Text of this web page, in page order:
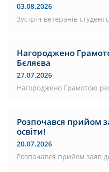
03.08.2026
Зустріч ветеранів
Нагороджено
Бєляєва
27.07.2026
Нагороджено Грамотою
Розпочався прийом
освіти!
20.07.2026
Розпочався прийом заяв